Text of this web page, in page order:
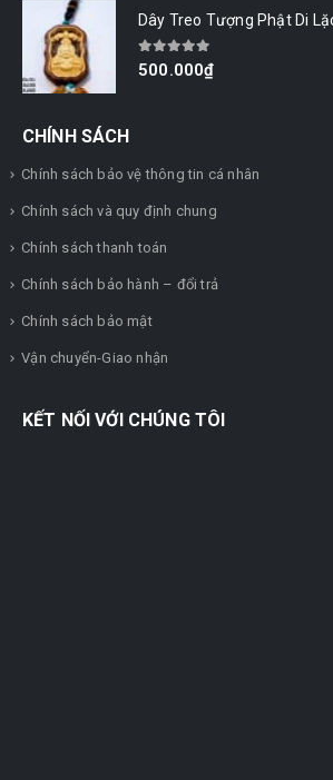
Dây Treo Tượng Phật Di
0out of 5
500.000₫
CHÍNH SÁCH
Chính sách bảo vệ thông tin cá nhân
Chính sách và quy định chung
Chính sách thanh toán
Chính sách bảo hành – đổi trả
Chính sách bảo mật
Vận chuyển-Giao nhận
KẾT NỐI VỚI CHÚNG TÔI